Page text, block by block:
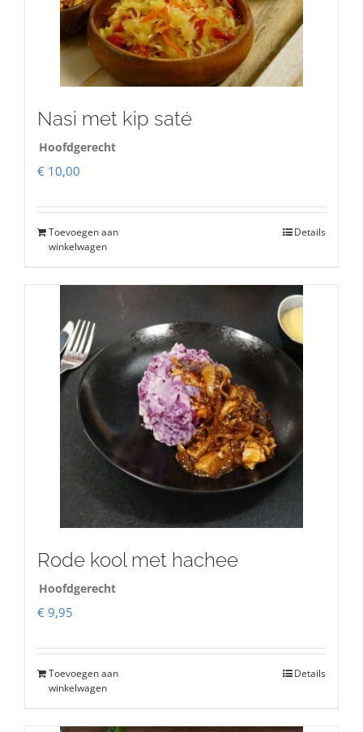
Nasi met kip saté
Hoofdgerecht
€ 10,00
Toevoegen aan
winkelwagen
Details
Rode kool met hachee
Hoofdgerecht
€ 9,95
Toevoegen aan
winkelwagen
Details